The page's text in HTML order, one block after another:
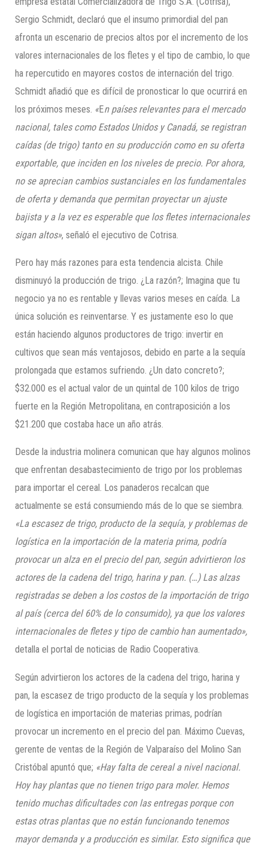
Sergio Schmidt, declaró que el insumo primordial del pan
afronta un escenario de precios altos por el incremento de los
valores internacionales de los fletes y el tipo de cambio, lo que
ha repercutido en mayores costos de internación del trigo.
Schmidt añadió que es difícil de pronosticar lo que ocurrirá en
los próximos meses. «En países relevantes para el mercado
nacional, tales como Estados Unidos y Canadá, se registran
caídas (de trigo) tanto en su producción como en su oferta
exportable, que inciden en los niveles de precio. Por ahora,
no se aprecian cambios sustanciales en los fundamentales
de oferta y demanda que permitan proyectar un ajuste
bajista y a la vez es esperable que los fletes internacionales
sigan altos», señaló el ejecutivo de Cotrisa.
Pero hay más razones para esta tendencia alcista. Chile
disminuyó la producción de trigo. ¿La razón?; Imagina que tu
negocio ya no es rentable y llevas varios meses en caída. La
única solución es reinventarse. Y es justamente eso lo que
están haciendo algunos productores de trigo: invertir en
cultivos que sean más ventajosos, debido en parte a la sequía
prolongada que estamos sufriendo. ¿Un dato concreto?;
$32.000 es el actual valor de un quintal de 100 kilos de trigo
fuerte en la Región Metropolitana, en contraposición a los
$21.200 que costaba hace un año atrás.
Desde la industria molinera comunican que hay algunos molinos
que enfrentan desabastecimiento de trigo por los problemas
para importar el cereal. Los panaderos recalcan que
actualmente se está consumiendo más de lo que se siembra.
«La escasez de trigo, producto de la sequía, y problemas de
logística en la importación de la materia prima, podría
provocar un alza en el precio del pan, según advirtieron los
actores de la cadena del trigo, harina y pan. (…) Las alzas
registradas se deben a los costos de la importación de trigo
al país (cerca del 60% de lo consumido), ya que los valores
internacionales de fletes y tipo de cambio han aumentado»,
detalla el portal de noticias de Radio Cooperativa.
Según advirtieron los actores de la cadena del trigo, harina y
pan, la escasez de trigo producto de la sequía y los problemas
de logística en importación de materias primas, podrían
provocar un incremento en el precio del pan. Máximo Cuevas,
gerente de ventas de la Región de Valparaíso del Molino San
Cristóbal apuntó que; «Hay falta de cereal a nivel nacional.
Hoy hay plantas que no tienen trigo para moler. Hemos
tenido muchas dificultades con las entregas porque con
estas otras plantas que no están funcionando tenemos
mayor demanda y a producción es similar. Esto significa que